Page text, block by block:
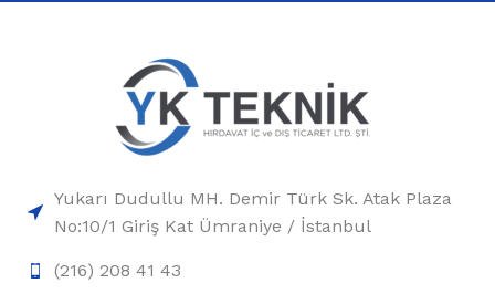
Yukarı Dudullu MH. Demir Türk Sk. Atak Plaza
No:10/1 Giriş Kat Ümraniye / İstanbul
(216) 208 41 43